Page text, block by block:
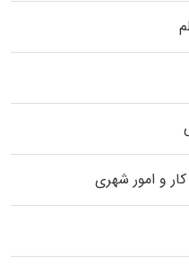
و امور شهری